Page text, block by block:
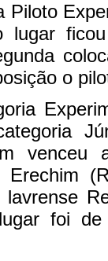
Piloto
lugar
o
venceu
Erechim
foi